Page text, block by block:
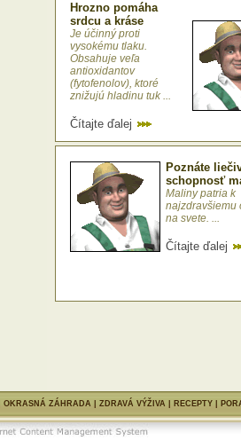
Hrozno pomáha
srdcu a kráse
Je účinný proti
vysokému tlaku.
Obsahuje veľa
antioxidantov
(fytofenolov), ktoré
znižujú hladinu tuk ...
Čítajte ďalej
Poznáte
schopnosť
Maliny patria k
najzdravšiemu
na svete. ...
Čítajte ďalej
OKRASNÁ ZÁHRADA| ZDRAVÁ VÝŽIVA| RECEPTY|